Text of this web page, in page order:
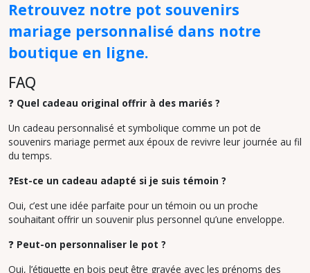
Retrouvez notre pot souvenirs
mariage personnalisé dans notre
boutique en ligne.
FAQ
❓ Quel cadeau original offrir à des mariés ?
Un cadeau personnalisé et symbolique comme un pot de
souvenirs mariage permet aux époux de revivre leur journée au fil
du temps.
❓Est-ce un cadeau adapté si je suis témoin ?
Oui, c’est une idée parfaite pour un témoin ou un proche
souhaitant offrir un souvenir plus personnel qu’une enveloppe.
❓ Peut-on personnaliser le pot ?
Oui, l’étiquette en bois peut être gravée avec les prénoms des